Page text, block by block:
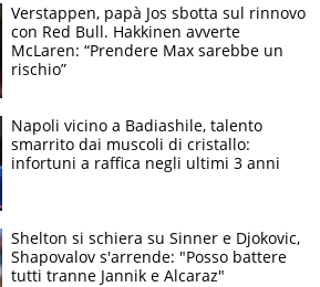
Verstappen, papà Jos sbotta sul rinnovo
con Red Bull. Hakkinen avverte
McLaren: “Prendere Max sarebbe un
rischio”
Napoli vicino a Badiashile, talento
smarrito dai muscoli di cristallo:
infortuni a raffica negli ultimi 3 anni
Shelton si schiera su Sinner e Djokovic,
Shapovalov s'arrende: "Posso battere
tutti tranne Jannik e Alcaraz"